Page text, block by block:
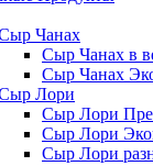
Чанах
Сыр Чанах в
Сыр Чанах
Лори
Сыр Лори
Сыр Лори
Сыр Лори